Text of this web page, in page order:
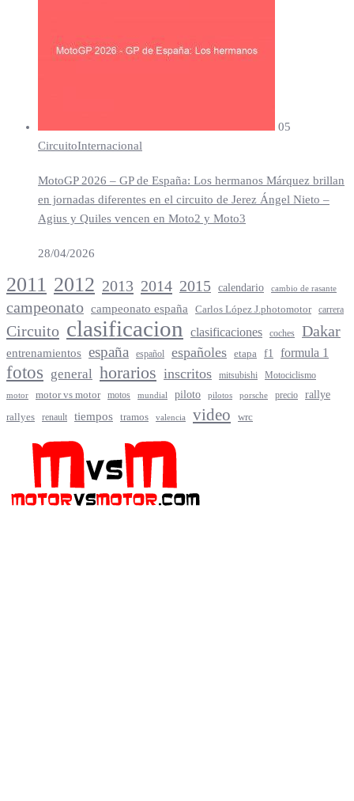
05
CircuitoInternacional
MotoGP 2026 – GP de España: Los hermanos Márquez brillan
en jornadas diferentes en el circuito de Jerez Ángel Nieto –
Agius y Quiles vencen en Moto2 y Moto3
28/04/2026
2011 2012 2013 2014 2015 calendario cambio de rasante
campeonato campeonato españa Carlos López J.photomotor carrera
Circuito clasificacion clasificaciones coches Dakar
entrenamientos españa español españoles etapa f1 formula 1
fotos general horarios inscritos mitsubishi Motociclismo
motor motor vs motor motos mundial piloto pilotos porsche precio rallye
rallyes renault tiempos tramos valencia video wrc